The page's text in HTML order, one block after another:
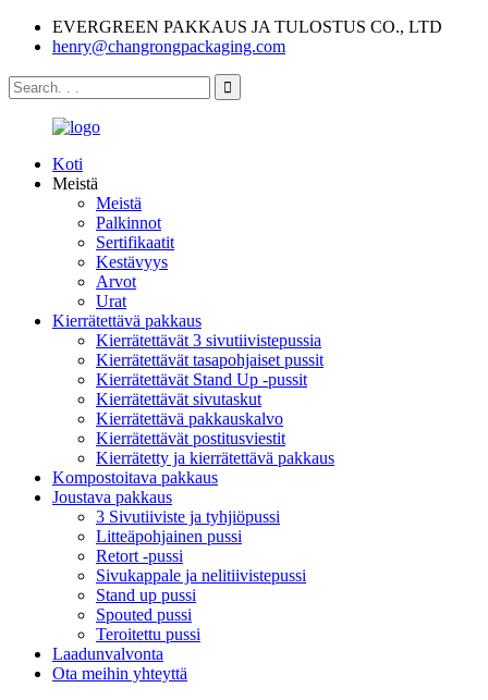
EVERGREEN PAKKAUS JA TULOSTUS CO., LTD
henry@changrongpackaging.com
Koti
Meistä
Meistä
Palkinnot
Sertifikaatit
Kestävyys
Arvot
Urat
Kierrätettävä pakkaus
Kierrätettävät 3 sivutiivistepussia
Kierrätettävät tasapohjaiset pussit
Kierrätettävät Stand Up -pussit
Kierrätettävät sivutaskut
Kierrätettävä pakkauskalvo
Kierrätettävät postitusviestit
Kierrätetty ja kierrätettävä pakkaus
Kompostoitava pakkaus
Joustava pakkaus
3 Sivutiiviste ja tyhjiöpussi
Litteäpohjainen pussi
Retort -pussi
Sivukappale ja nelitiivistepussi
Stand up pussi
Spouted pussi
Teroitettu pussi
Laadunvalvonta
Ota meihin yhteyttä